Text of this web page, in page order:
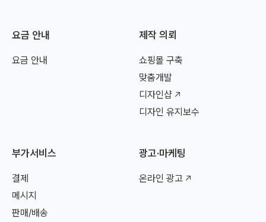
요금 안내
요금 안내
제작 의뢰
쇼핑몰 구축
맞춤개발
디자인샵
디자인 유지보수
부가서비스
결제
메시지
판매/배송
광고·마케팅
온라인 광고